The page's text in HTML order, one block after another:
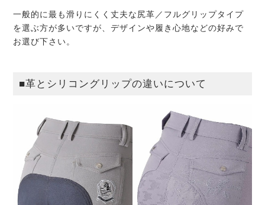
一般的に最も滑りにくく丈夫な尻革／フルグリップタイプ
を選ぶ方が多いですが、デザインや履き心地などの好みで
お選び下さい。
■革とシリコングリップの違いについて